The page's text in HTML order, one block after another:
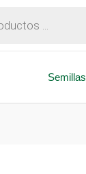
Semillas